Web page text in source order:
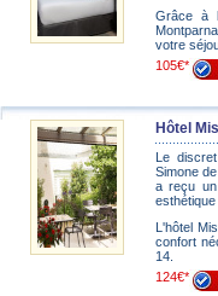
Grâce à
votre
105€*
Hôtel
Le
Simone
a reçu un
esthétique
L'hôtel
confort
14.
124€*